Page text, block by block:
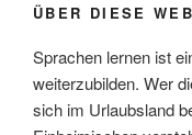
ÜBER DIESE
Sprachen lernen ist
weiterzubilden. Wer
sich im Urlaubsland